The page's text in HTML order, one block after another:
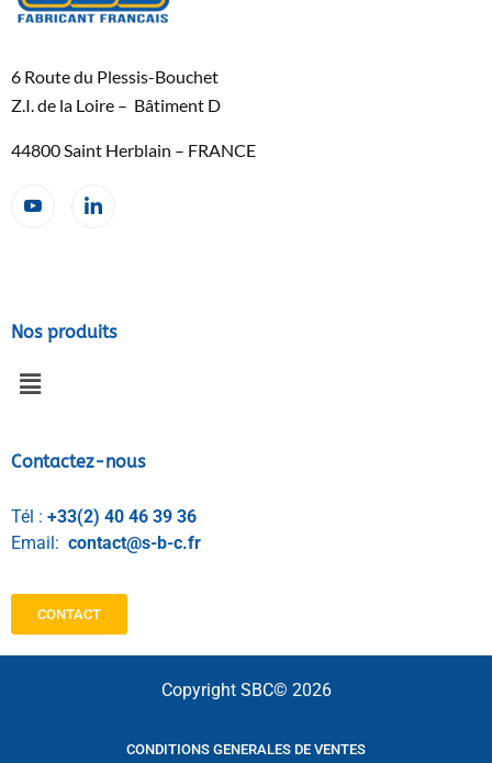
6 Route du Plessis-Bouchet
Z.I. de la Loire – Bâtiment D
44800 Saint Herblain – FRANCE
Nos produits
Contactez-nous
Tél : +33(2) 40 46 39 36
Email: contact@s-b-c.fr
CONTACT
Copyright SBC© 2026
CONDITIONS GENERALES DE VENTES